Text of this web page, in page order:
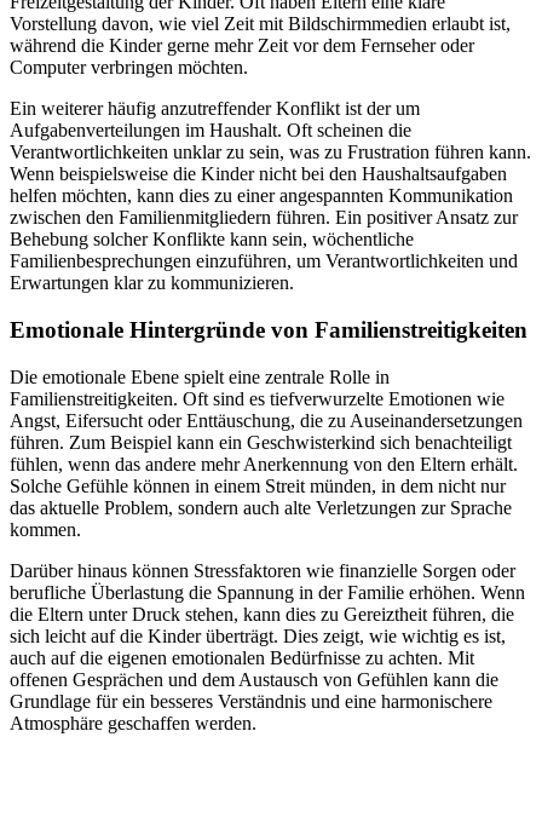
Vorstellung davon, wie viel Zeit mit Bildschirmmedien erlaubt ist,
während die Kinder gerne mehr Zeit vor dem Fernseher oder
Computer verbringen möchten.
Ein weiterer häufig anzutreffender Konflikt ist der um
Aufgabenverteilungen im Haushalt. Oft scheinen die
Verantwortlichkeiten unklar zu sein, was zu Frustration führen kann.
Wenn beispielsweise die Kinder nicht bei den Haushaltsaufgaben
helfen möchten, kann dies zu einer angespannten Kommunikation
zwischen den Familienmitgliedern führen. Ein positiver Ansatz zur
Behebung solcher Konflikte kann sein, wöchentliche
Familienbesprechungen einzuführen, um Verantwortlichkeiten und
Erwartungen klar zu kommunizieren.
Emotionale Hintergründe von Familienstreitigkeiten
Die emotionale Ebene spielt eine zentrale Rolle in
Familienstreitigkeiten. Oft sind es tiefverwurzelte Emotionen wie
Angst, Eifersucht oder Enttäuschung, die zu Auseinandersetzungen
führen. Zum Beispiel kann ein Geschwisterkind sich benachteiligt
fühlen, wenn das andere mehr Anerkennung von den Eltern erhält.
Solche Gefühle können in einem Streit münden, in dem nicht nur
das aktuelle Problem, sondern auch alte Verletzungen zur Sprache
kommen.
Darüber hinaus können Stressfaktoren wie finanzielle Sorgen oder
berufliche Überlastung die Spannung in der Familie erhöhen. Wenn
die Eltern unter Druck stehen, kann dies zu Gereiztheit führen, die
sich leicht auf die Kinder überträgt. Dies zeigt, wie wichtig es ist,
auch auf die eigenen emotionalen Bedürfnisse zu achten. Mit
offenen Gesprächen und dem Austausch von Gefühlen kann die
Grundlage für ein besseres Verständnis und eine harmonischere
Atmosphäre geschaffen werden.